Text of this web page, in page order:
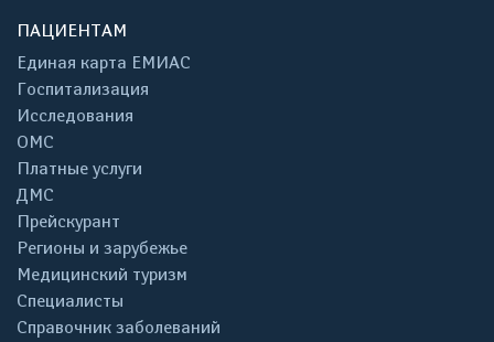
ПАЦИЕНТАМ
Единая карта ЕМИАС
Госпитализация
Исследования
ОМС
Платные услуги
ДМС
Прейскурант
Регионы и зарубежье
Медицинский туризм
Специалисты
Справочник заболеваний